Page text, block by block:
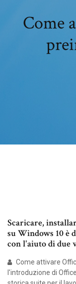
Come
Scaricare,
su Windows 10 è
con l'aiuto di due
Come attivare
l'introduzione di